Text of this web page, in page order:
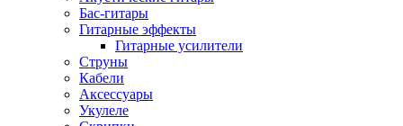
Бас-гитары
Гитарные эффекты
Гитарные усилители
Струны
Кабели
Аксессуары
Укулеле